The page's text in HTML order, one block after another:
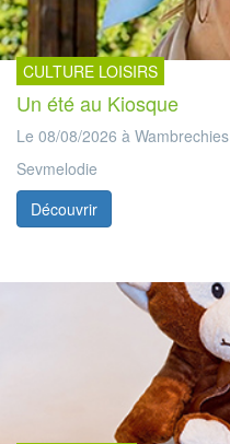
CULTURE LOISIRS
Un été au Kiosque
Le 08/08/2026 à Wambrechies
Sevmelodie
Découvrir